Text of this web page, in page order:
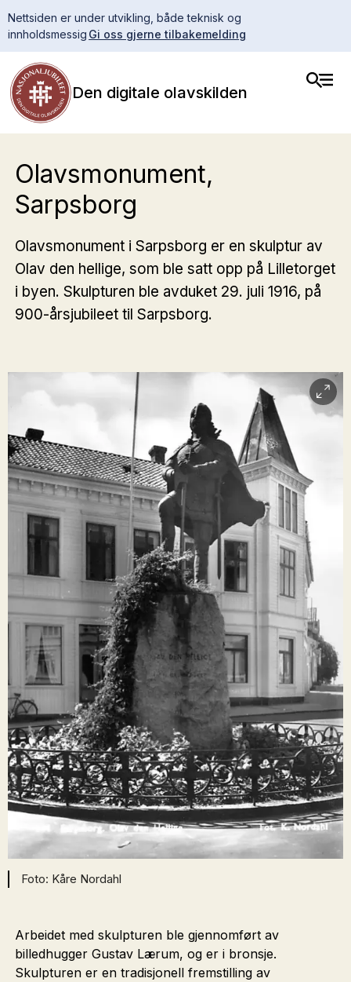
Nettsiden er under utvikling, både teknisk og
innholdsmessig Gi oss gjerne tilbakemelding
Den digitale olavskilden
Olavsmonument,
Sarpsborg
Olavsmonument i Sarpsborg er en skulptur av
Olav den hellige, som ble satt opp på Lilletorget
i byen. Skulpturen ble avduket 29. juli 1916, på
900-årsjubileet til Sarpsborg.
Kåre Nordahl
Arbeidet med skulpturen ble gjennomført av
billedhugger Gustav Lærum, og er i bronsje.
Skulpturen er en tradisjonell fremstilling av